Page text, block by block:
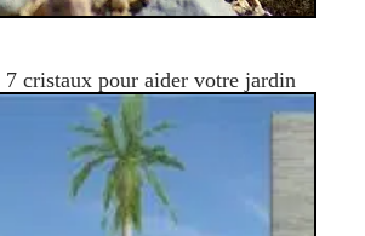
cristaux pour aider votre jardin